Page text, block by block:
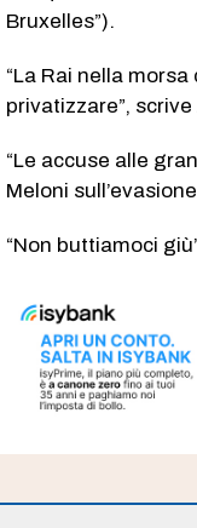
Bruxelles”).
“La Rai nella
privatizzare”, scrive
“Le accuse alle
Meloni
“Non buttiamoci